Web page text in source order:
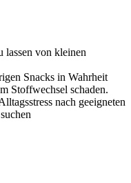
lassen von kleinen
Snacks in Wahrheit
Stoffwechsel schaden.
nach geeigneten